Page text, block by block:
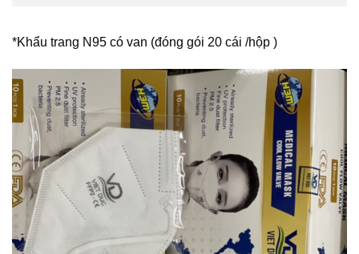
*Khẩu trang N95 có van (đóng gói 20 cái /hộp )